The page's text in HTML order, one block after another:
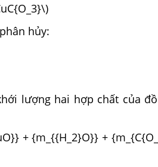
hủy:
lượng hai hợp chất của
+ {m_{{H_2}O}} +